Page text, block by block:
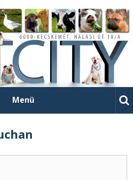
Menü